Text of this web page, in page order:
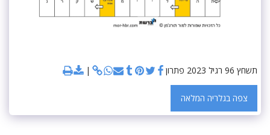
תשחץ 96 רגיל 2023 פתרון
צפה בגלריה המלאה